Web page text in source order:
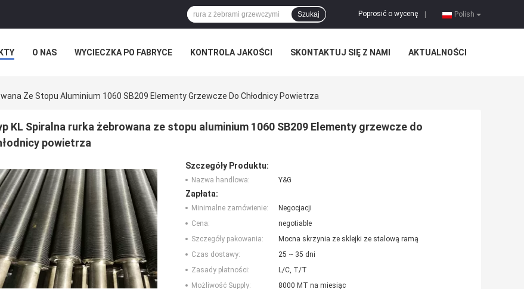
Polish
Poprosić o wycenę
Szukaj
O NAS WYCIECZKA PO FABRYCE KONTROLA JAKOŚCI SKONTAKTUJ SIĘ Z NAMI AKTUALNOŚCI
Ze Stopu Aluminium 1060 SB209 Elementy Grzewcze Do Chłodnicy Powietrza
KL Spiralna rurka żebrowana ze stopu aluminium 1060 SB209 Elementy grzewcze do
powietrza
Szczegóły Produktu:
Nazwa handlowa: Y&G
Zapłata:
Minimalne zamówienie:
Negocjacji
Cena:
negotiable
Szczegóły pakowania:
Mocna skrzynia ze sklejki ze stalową ramą
Czas dostawy:
25 ~ 35 dni
Zasady płatności:
L/C, T/T
Możliwość Supply:
8000 MT na miesiąc